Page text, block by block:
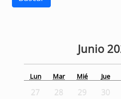
Junio
Lun Mar Mié Jue
27 28 29 30